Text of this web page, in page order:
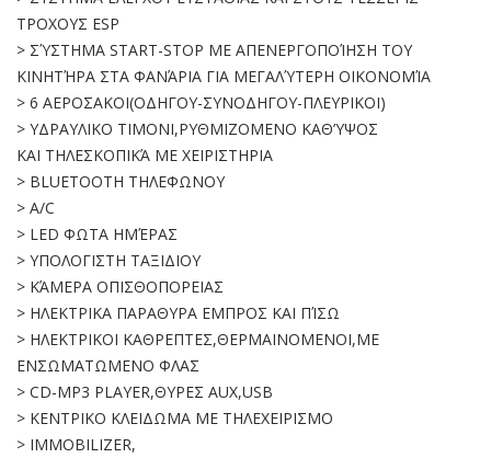
ΤΡΟΧΟΥΣ ESP
> ΣΎΣΤΗΜΑ START-STOP ΜΕ ΑΠΕΝΕΡΓΟΠΟΊΗΣΗ ΤΟΥ
ΚΙΝΗΤΉΡΑ ΣΤΑ ΦΑΝΆΡΙΑ ΓΙΑ ΜΕΓΑΛΎΤΕΡΗ ΟΙΚΟΝΟΜΊΑ
> 6 ΑΕΡΟΣΑΚΟΙ(ΟΔΗΓΟΥ-ΣΥΝΟΔΗΓΟΥ-ΠΛΕΥΡΙΚΟΙ)
> ΥΔΡΑΥΛΙΚΟ ΤΙΜΟΝΙ,ΡΥΘΜΙΖΟΜΕΝΟ ΚΑΘ’ΥΨΟΣ
ΚΑΙ ΤΗΛΕΣΚΟΠΙΚΆ ΜΕ ΧΕΙΡΙΣΤΗΡΙΑ
> BLUETOOTH ΤΗΛΕΦΩΝΟΥ
> Α/C
> LED ΦΩΤΑ ΗΜΈΡΑΣ
> YΠΟΛΟΓΙΣΤΗ ΤΑΞΙΔΙΟΥ
> ΚΆΜΕΡΑ ΟΠΙΣΘΟΠΟΡΕΙΑΣ
> ΗΛΕΚΤΡΙΚΑ ΠΑΡΑΘΥΡΑ ΕΜΠΡΟΣ ΚΑΙ ΠΊΣΩ
> ΗΛΕΚΤΡΙΚΟΙ ΚΑΘΡΕΠΤΕΣ,ΘΕΡΜΑΙΝΟΜΕΝΟΙ,ΜΕ
ΕΝΣΩΜΑΤΩΜΕΝΟ ΦΛΑΣ
> CD-MP3 PLAYER,ΘΥΡΕΣ AUX,USB
> KENTΡΙΚΟ ΚΛΕΙΔΩΜΑ ΜΕ ΤΗΛΕΧΕΙΡΙΣΜΟ
> IMMOBILIZER,